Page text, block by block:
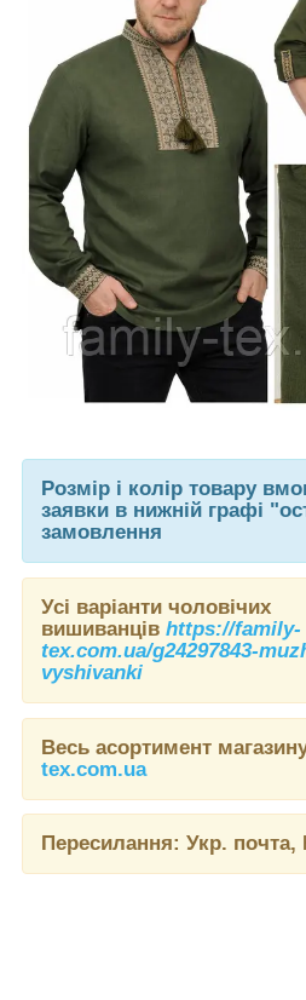
Розмір і колір товару
заявки в нижній графі
замовлення
Усі варіанти чоловічих
вишиванців https://family-
tex.com.ua/g24297843-
vyshivanki
Весь асортимент
tex.com.ua
Пересилання: Укр. почта,